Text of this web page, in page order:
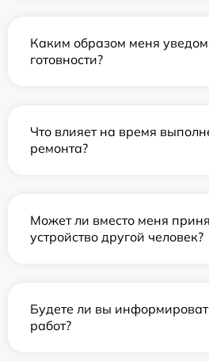
Каким образом меня
готовности?
Что влияет на время
ремонта?
Может ли вместо меня
устройство другой человек?
Будете ли вы
работ?